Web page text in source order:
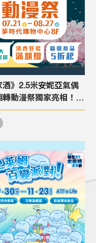
》2.5米安妮亞氣偶
轉動漫祭獨家亮相！8
動漫祭